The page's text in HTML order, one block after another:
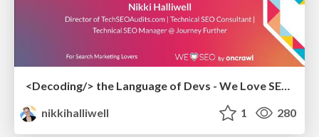
<Decoding/> the Language of Devs - We Love SEO 2024
nikkihalliwell
1 280